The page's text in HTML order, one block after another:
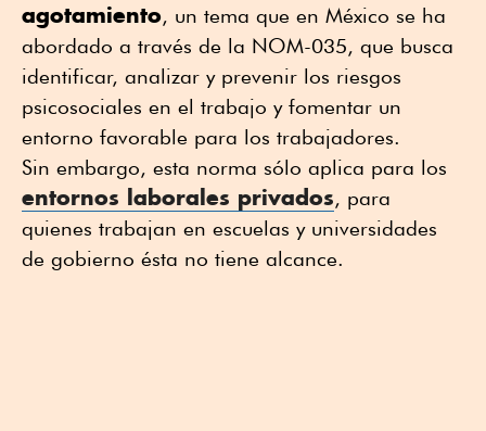
agotamiento, un tema que en México se ha
abordado a través de la NOM-035, que busca
identificar, analizar y prevenir los riesgos
psicosociales en el trabajo y fomentar un
entorno favorable para los trabajadores.
Sin embargo, esta norma sólo aplica para los
entornos laborales privados, para
quienes trabajan en escuelas y universidades
de gobierno ésta no tiene alcance.